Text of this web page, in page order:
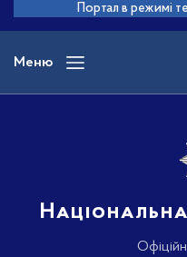
основного
вмісту
Портал в режимі
Меню
Національна